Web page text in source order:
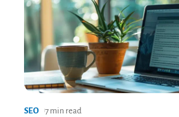
SEO 7 min read